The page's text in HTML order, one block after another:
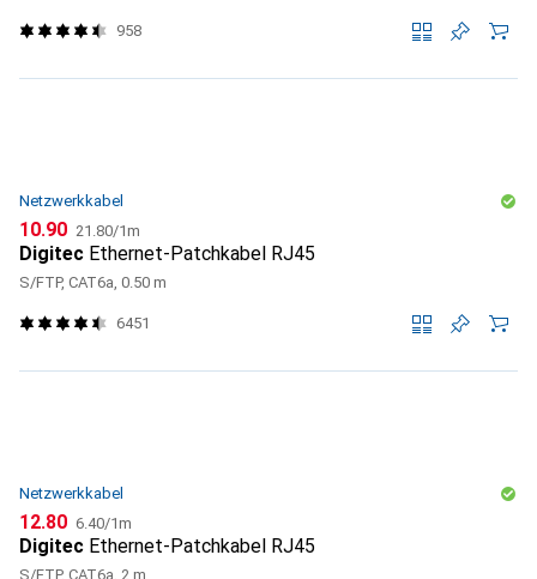
958
Netzwerkkabel
CHF
10.90 CHF
21.80/1m
Digitec Ethernet-Patchkabel RJ45
S/FTP, CAT6a, 0.50 m
6451
Netzwerkkabel
CHF
12.80 CHF
6.40/1m
Digitec Ethernet-Patchkabel RJ45
S/FTP, CAT6a, 2 m